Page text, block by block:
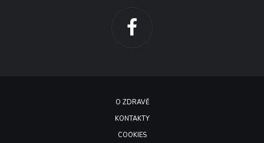
O ZDRAVĚ
KONTAKTY
COOKIES